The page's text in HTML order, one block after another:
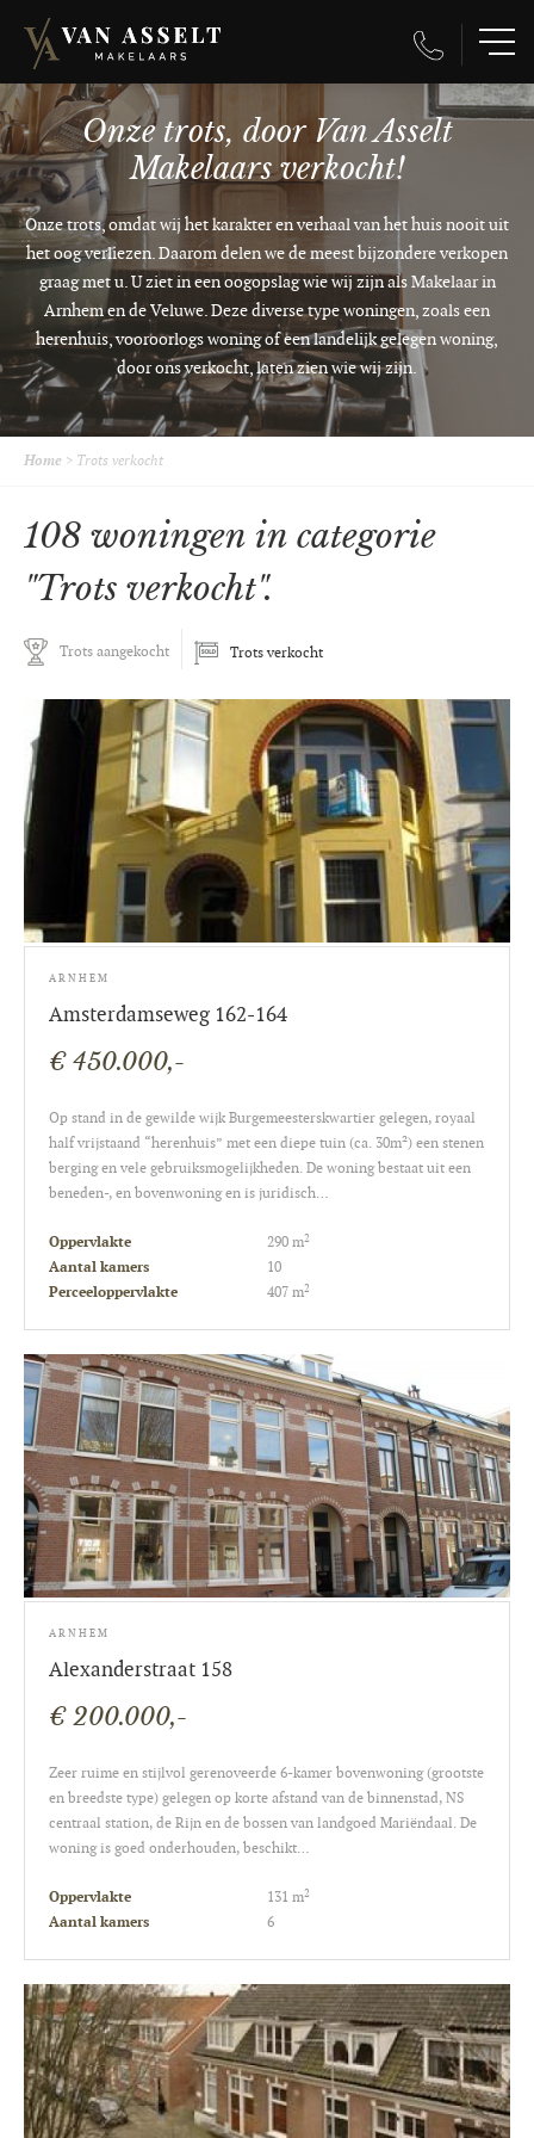
Onze trots, door Van Asselt
Makelaars verkocht!
Onze trots, omdat wij het karakter en verhaal van het huis nooit uit
het oog verliezen. Daarom delen we de meest bijzondere verkopen
graag met u. U ziet in een oogopslag wie wij zijn als Makelaar in
Arnhem en de Veluwe. Deze diverse type woningen, zoals een
herenhuis, vooroorlogs woning of een landelijk gelegen woning,
door ons verkocht, laten zien wie wij zijn.
Home > Trots verkocht
108 woningen in categorie
"Trots verkocht".
Trots aangekocht Trots verkocht
ARNHEM
Amsterdamseweg 162-164
€ 450.000,-
Op stand in de gewilde wijk Burgemeesterskwartier gelegen, royaal
half vrijstaand “herenhuis” met een diepe tuin (ca. 30m²) een stenen
berging en vele gebruiksmogelijkheden. De woning bestaat uit een
beneden-, en bovenwoning en is juridisch…
Oppervlakte 290 m2
Aantal kamers 10
Perceeloppervlakte 407 m2
ARNHEM
Alexanderstraat 158
€ 200.000,-
Zeer ruime en stijlvol gerenoveerde 6-kamer bovenwoning (grootste
en breedste type) gelegen op korte afstand van de binnenstad, NS
centraal station, de Rijn en de bossen van landgoed Mariëndaal. De
woning is goed onderhouden, beschikt…
Oppervlakte 131 m2
Aantal kamers 6